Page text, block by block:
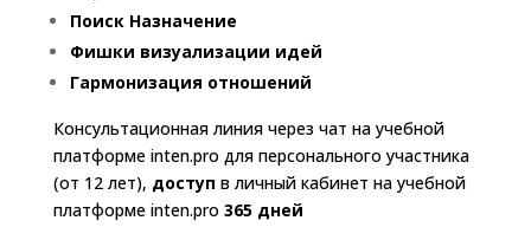
Поиск Назначение
Фишки визуализации идей
Гармонизация отношений
Консультационная линия через чат на учебной
платформе inten.pro для персонального участника
(от 12 лет), доступ в личный кабинет на учебной
платформе inten.pro 365 дней